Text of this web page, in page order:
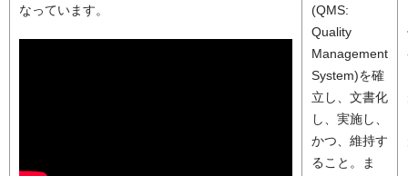
なっています。
(QMS:
Quality
Management
System)を確
立し、文書化
し、実施し、
かつ、維持す
ること。ま